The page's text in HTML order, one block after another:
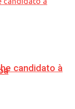
candidato à